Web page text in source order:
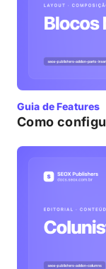
Guia de Features
Como